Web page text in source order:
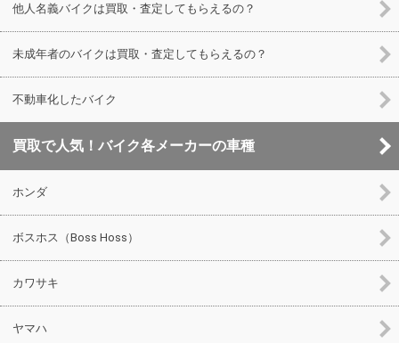
他人名義バイクは買取・査定してもらえるの？
未成年者のバイクは買取・査定してもらえるの？
不動車化したバイク
買取で人気！バイク各メーカーの車種
ホンダ
ボスホス（Boss Hoss）
カワサキ
ヤマハ